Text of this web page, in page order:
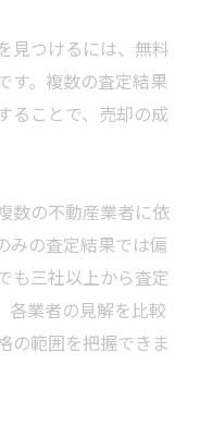
見つけるには、無料
す。複数の査定結果
ることで、売却の成
数の不動産業者に依
みの査定結果では偏
も三社以上から査定
各業者の見解を比較
の範囲を把握できま